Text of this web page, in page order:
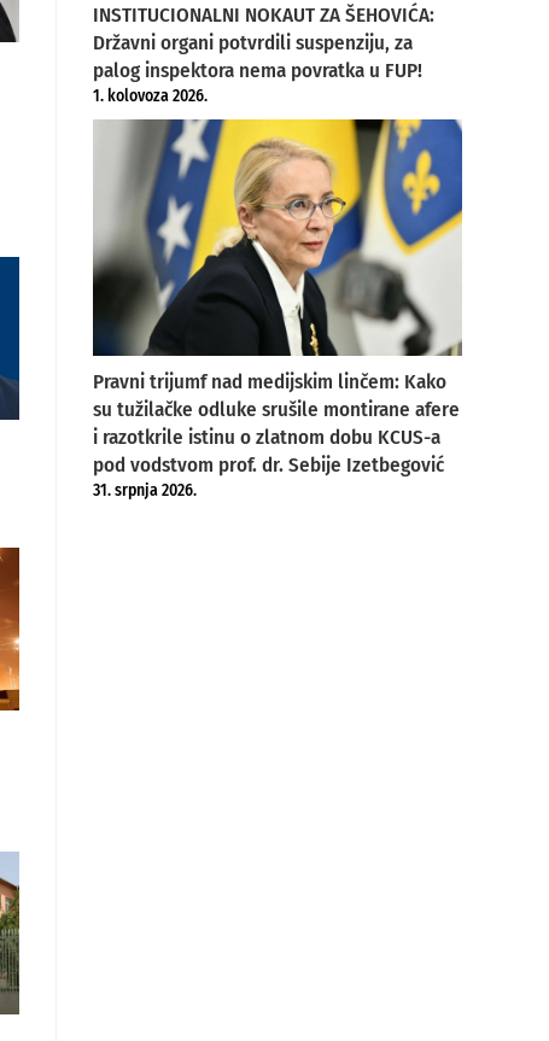
INSTITUCIONALNI NOKAUT ZA ŠEHOVIĆA:
Državni organi potvrdili suspenziju, za
palog inspektora nema povratka u FUP!
1. kolovoza 2026.
Pravni trijumf nad medijskim linčem: Kako
su tužilačke odluke srušile montirane afere
i razotkrile istinu o zlatnom dobu KCUS-a
pod vodstvom prof. dr. Sebije Izetbegović
31. srpnja 2026.